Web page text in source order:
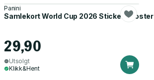
Panini
Samlekort World Cup 2026 Sticker Booster
29,90
Utsolgt
Klikk&Hent